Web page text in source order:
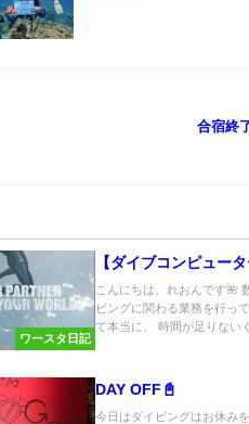
合宿終
ワースタ日記
【ダイブコンピュータ
こんにちは、れおんです🌺
ビングに関わる業務を行っ
て本当に、 時間が足りない
DAY OFF📓
今日はダイビングはお休み